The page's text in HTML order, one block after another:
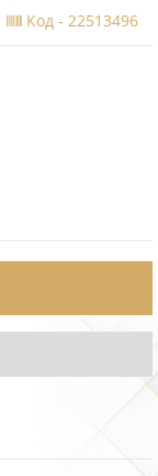
Код -22513496